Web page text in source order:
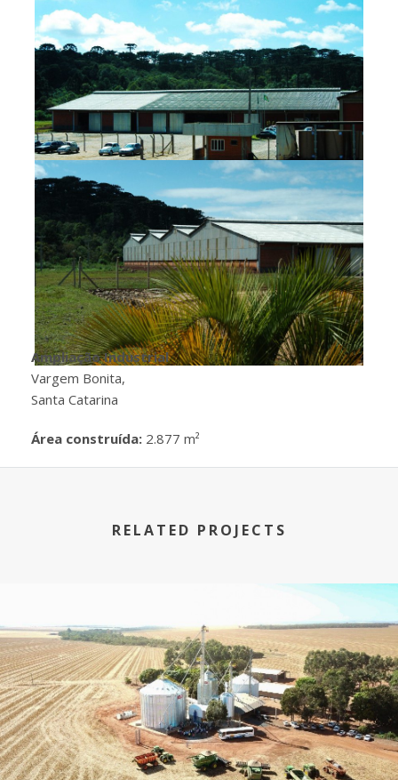
Ampliação Industrial
Vargem Bonita,
Santa Catarina
Área construída: 2.877 m²
RELATED PROJECTS